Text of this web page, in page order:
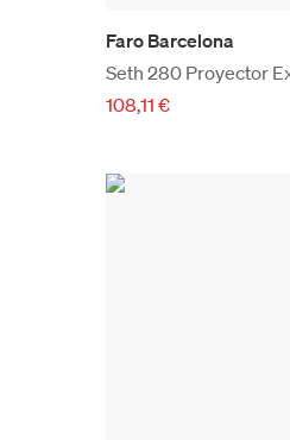
Faro Barcelona
Seth 280 Proyector
108,11 €